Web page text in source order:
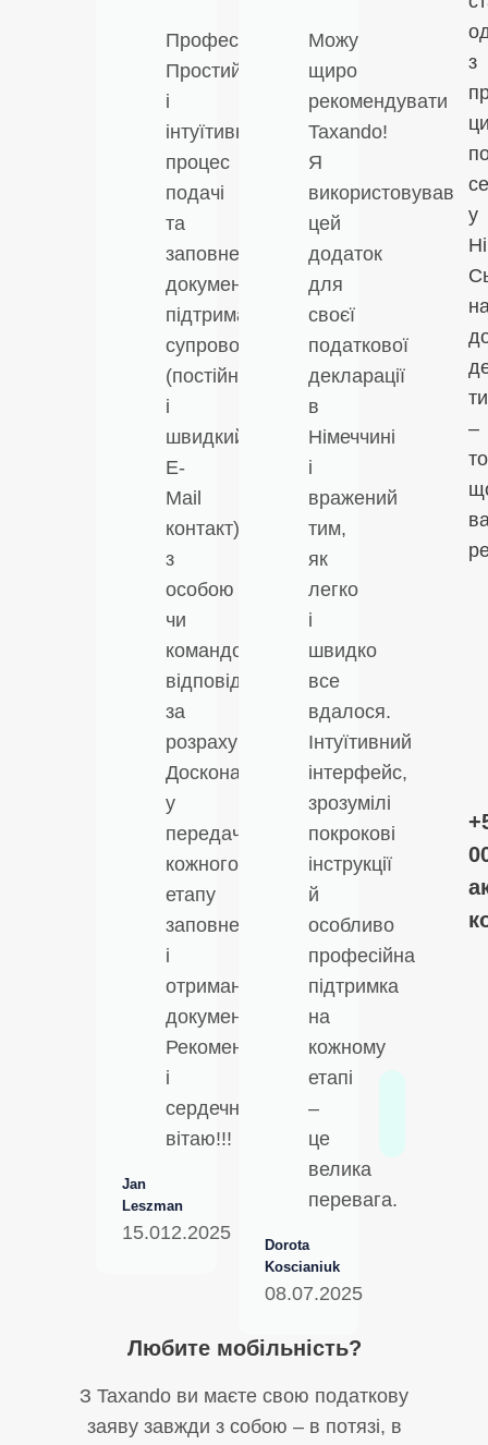
Професійність!!
Простий
і
інтуїтивний
процес
подачі
та
заповнення
документів,
підтриманий
супроводом
(постійний
і
швидкий
E-
Mail
контакт)
з
особою
чи
командою,
відповідальною
за
розрахунок.
Досконалість
у
передачі
кожного
етапу
заповнення
і
отримання
документів.
Рекомендую
і
сердечно
вітаю!!!
Jan
Leszman
15.012.2025
Можу
щиро
рекомендувати
Taxando!
Я
використовував
цей
додаток
для
своєї
податкової
декларації
в
Німеччині
і
вражений
тим,
як
легко
і
швидко
все
вдалося.
Інтуїтивний
інтерфейс,
зрозумілі
покрокові
інструкції
й
особливо
професійна
підтримка
на
кожному
етапі
–
це
велика
перевага.
Dorota
Koscianiuk
08.07.2025
з
у
–
Любите мобільність?
З Taxando ви маєте свою податкову
заяву завжди з собою – в потязі, в